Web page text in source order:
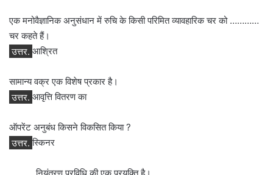
एक मनोवैज्ञानिक अनुसंधान में रुचि के किसी परिमित व्यावहारिक चर को …………
चर कहते हैं।
उत्तर. आश्रित
सामान्य वक्र एक विशेष प्रकार है।
उत्तर. आवृत्ति वितरण का
ऑपरेंट अनुबंध किसने विकसित किया ?
उत्तर. स्किनर